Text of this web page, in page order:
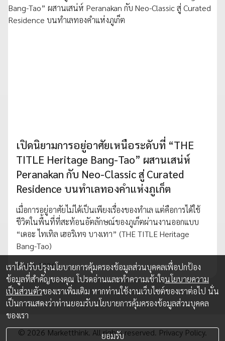
เปิดนิยามการอยู่อาศัยเหนือระดับที่ “THE
TITLE Heritage Bang-Tao” ผสานเสน่ห์
Peranakan กับ Neo-Classic สู่ Curated
Residence บนทำเลทองคำแห่งภูเก็ต
เมื่อการอยู่อาศัยไม่ได้เป็นเพียงเรื่องของทำเล แต่คือการได้ใช้
ชีวิตในพื้นที่ที่สะท้อนอัตลักษณ์ของภูเก็ตผ่านงานออกแบบ
“เดอะ ไทเทิล เฮอริเทจ บางเทา” (THE TITLE Heritage
Bang-Tao)
31 ก.ค. 2026
© 2026 Marketthink. All rights reserved. Privacy Policy.
เราได้ปรับปรุงนโยบายการคุ้มครองข้อมูลส่วนบุคคลเพื่อปกป้อง
ข้อมูลที่สำคัญของคุณ โปรดอ่านและทำความเข้าใจนโยบายความ
เป็นส่วนตัวของเราเพิ่มเติม หากท่านใช้งานเว็บไซต์ของเราต่อไป นั่น
เป็นการแสดงว่าท่านยอมรับนโยบายการคุ้มครองข้อมูลส่วนบุคคล
ของเรา
ยอมรับ